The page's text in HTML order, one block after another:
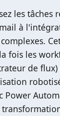
les tâches
à
complexes.
fois les
de flux)
Power